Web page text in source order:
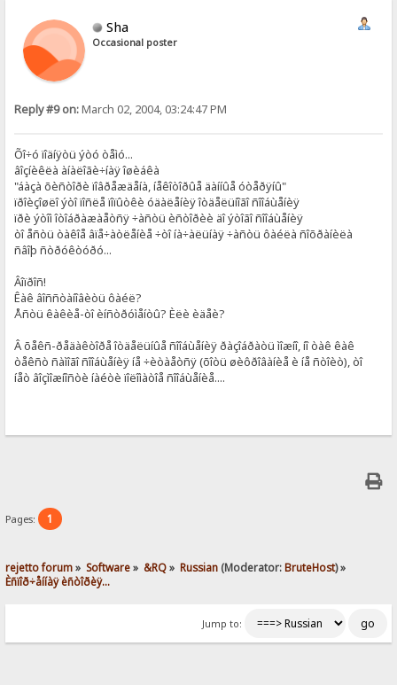
Sha
Occasional poster
Reply #9 on:March 02, 2004, 03:24:47 PM
Õî÷ó ïîäíÿòü ýòó òåìó...
âîçíèêëà àíàëîãè÷íàÿ îøèáêà
"áàçà õèñòîðè ïîâðåæäåíà, íåêîòîðûå äàííûå óòåðÿíû"
ïðîèçîøëî ýòî ïîñëå ïîïûòêè óäàëåíèÿ îòäåëüíîãî ñîîáùåíèÿ
ïðè ýòîì îòîáðàæàåòñÿ ÷àñòü èñòîðèè äî ýòîãî ñîîáùåíèÿ
òî åñòü òàêîå âïå÷àòëåíèå ÷òî íà÷àëüíàÿ ÷àñòü ôàéëà ñîõðàíèëà
ñâîþ ñòðóêòóðó...
Âîïðîñ!
Êàê âîññòàíîâèòü ôàéë?
Åñòü êàêèå-òî èíñòðóìåíòû? Èëè èäåè?
Â õåêñ-ðåäàêòîðå îòäåëüíûå ñîîáùåíèÿ ðàçîáðàòü ìîæíî, íî òàê êàê
òåêñò ñàìîãî ñîîáùåíèÿ íå ÷èòàåòñÿ (õîòü øèôðîâàíèå è íå ñòîèò), òî
íåò âîçìîæíîñòè íàéòè ïîëîìàòîå ñîîáùåíèå....
Pages: 1
rejetto forum» Software» &RQ» Russian (Moderator:BruteHost) »
Èñïîð÷åííàÿ èñòîðèÿ...
Jump to: